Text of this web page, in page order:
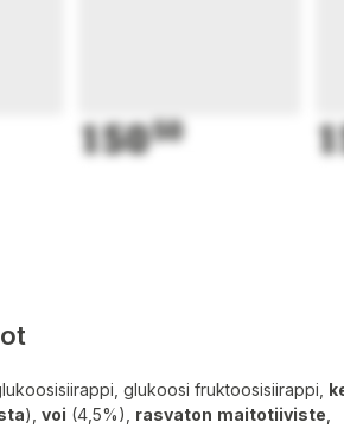
15050
glukoosi fruktoosisiirappi,
), voi (4,5%), rasvaton maitotiiviste